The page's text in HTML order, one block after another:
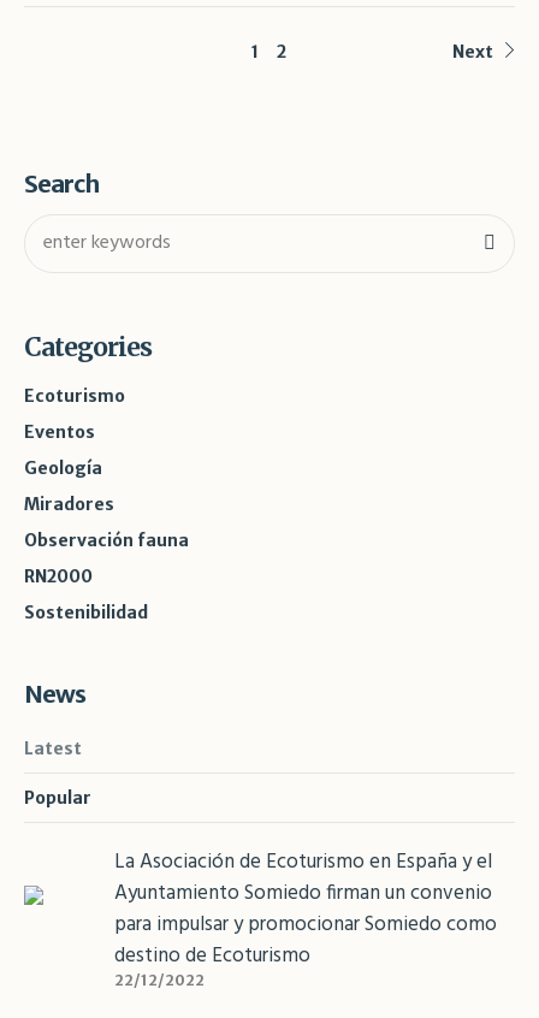
1 2 Next
Search
Categories
Ecoturismo
Eventos
Geología
Miradores
Observación fauna
RN2000
Sostenibilidad
News
Latest
Popular
La Asociación de Ecoturismo en España y el
Ayuntamiento Somiedo firman un convenio
para impulsar y promocionar Somiedo como
destino de Ecoturismo
22/12/2022